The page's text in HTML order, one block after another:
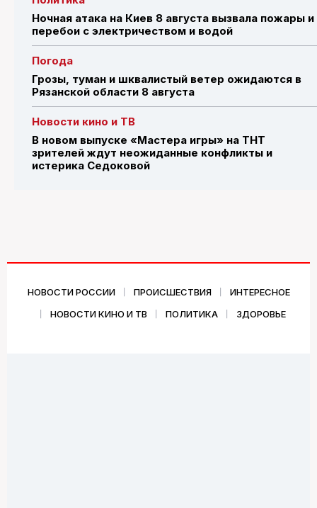
Ночная атака на Киев 8 августа вызвала пожары и
перебои с электричеством и водой
Погода
Грозы, туман и шквалистый ветер ожидаются в
Рязанской области 8 августа
Новости кино и ТВ
В новом выпуске «Мастера игры» на ТНТ
зрителей ждут неожиданные конфликты и
истерика Седоковой
НОВОСТИ РОССИИ ПРОИСШЕСТВИЯ
ИНТЕРЕСНОЕ
НОВОСТИ КИНО И ТВ
ПОЛИТИКА ЗДОРОВЬЕ